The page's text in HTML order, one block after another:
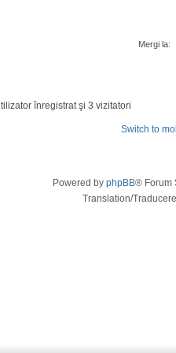
Mergi la:
înregistrat şi 3 vizitatori
Switch to
Powered by phpBB® Forum
Translation/